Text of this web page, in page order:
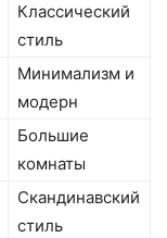
Классический
стиль
Минимализм и
модерн
Большие
комнаты
Скандинавский
стиль